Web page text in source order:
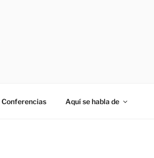
Conferencias Aquí se habla de